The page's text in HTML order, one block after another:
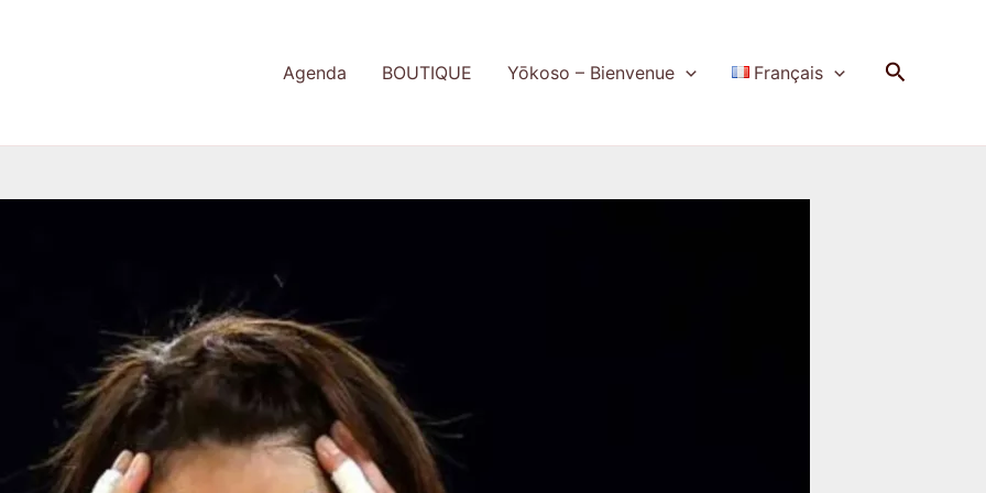
Agenda BOUTIQUE Yōkoso – Bienvenue Français